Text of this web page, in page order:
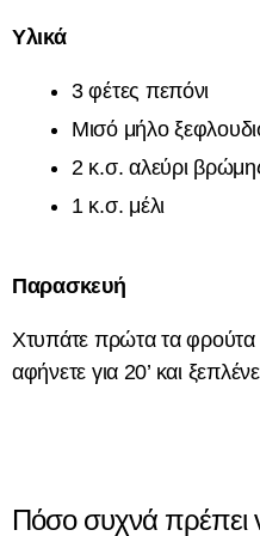
Υλικά
3 φέτες πεπόνι
Μισό μήλο
2 κ.σ. αλεύρι
1 κ.σ. μέλι
Παρασκευή
Χτυπάτε πρώτα τα φρούτα
αφήνετε για 20’ και
Πόσο συχνά πρέπει